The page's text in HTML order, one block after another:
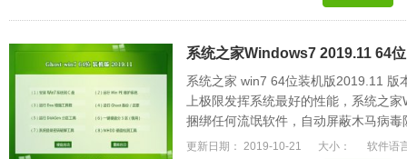
系统之家Windows7 2019.11 64
系统之家 win7 64位装机版2019.11 版
上极限发挥系统最好的性能，系统之
捆绑任何流氓软件，自动屏蔽木马病
惯作细心设置。.....
更新日期： 2019-10-21 大小：
软件语